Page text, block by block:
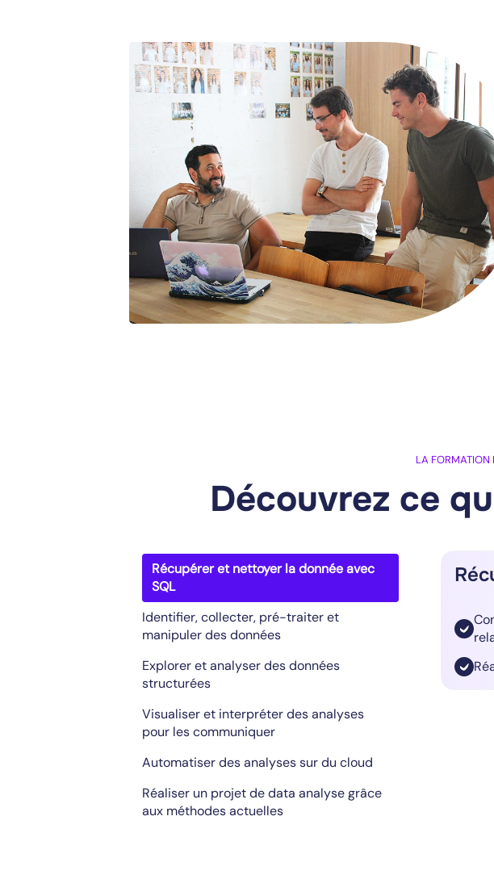
LA FORMATION
Découvrez ce
Récupérer et nettoyer la donnée avec
SQL
Identifier, collecter, pré-traiter et
manipuler des données
Explorer et analyser des données
structurées
Visualiser et interpréter des analyses
pour les communiquer
Automatiser des analyses sur du cloud
Réaliser un projet de data analyse grâce
aux méthodes actuelles